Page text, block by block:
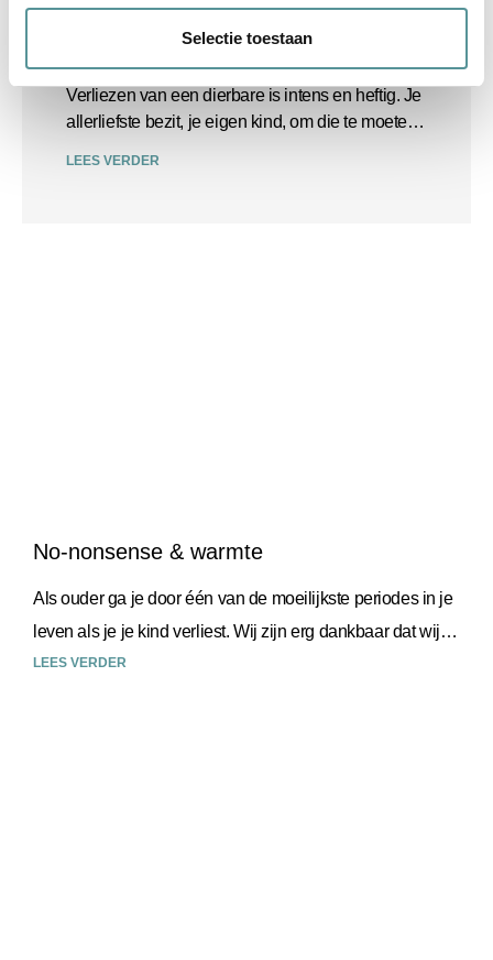
Selectie toestaan
Rust en aandacht
Verliezen van een dierbare is intens en heftig. Je
allerliefste bezit, je eigen kind, om die te moeten
LEES VERDER
No-nonsense & warmte
Als ouder ga je door één van de moeilijkste periodes in je
leven als je je kind verliest. Wij zijn erg dankbaar dat wij
Knuf
LEES VERDER